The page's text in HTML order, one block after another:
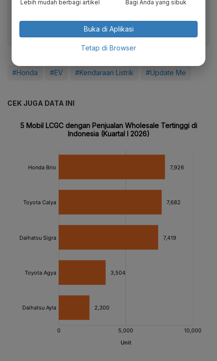
#Honda #EV #Kendaraan Listrik #Update Me
CEK JUGA DATA INI
Lebih mudah berbagi artikel Bagi Anda yang sibuk
Buka di Aplikasi
Tetap di Browser